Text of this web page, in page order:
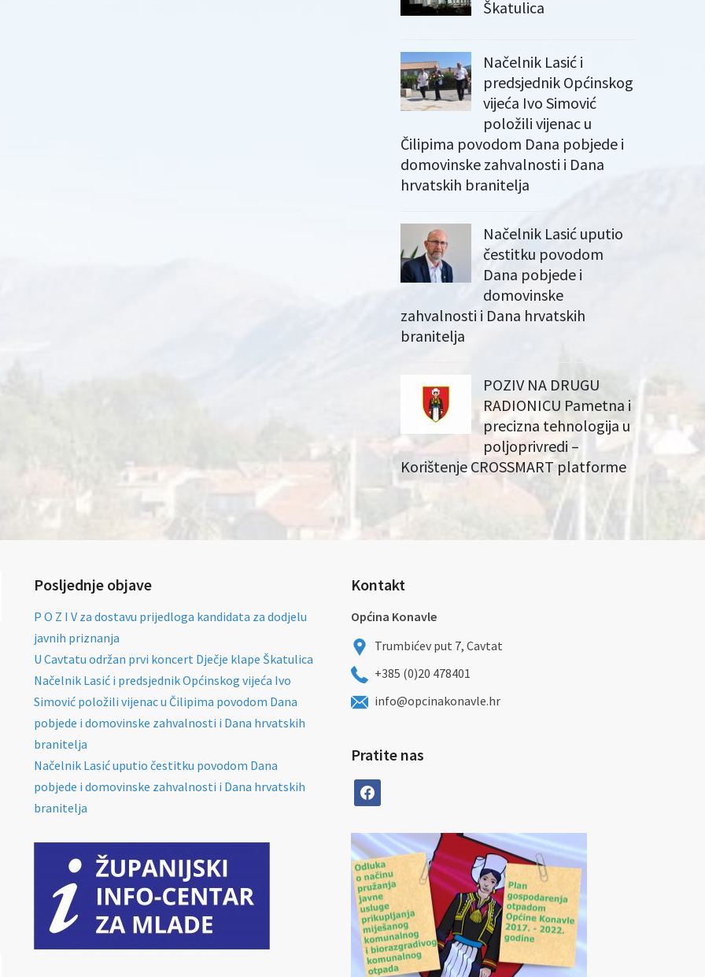
Škatulica
Načelnik Lasić i
predsjednik Općinskog
vijeća Ivo Simović
položili vijenac u
Čilipima povodom Dana pobjede i
domovinske zahvalnosti i Dana
hrvatskih branitelja
Načelnik Lasić uputio
čestitku povodom
Dana pobjede i
domovinske
zahvalnosti i Dana hrvatskih
branitelja
POZIV NA DRUGU
RADIONICU Pametna i
precizna tehnologija u
poljoprivredi –
Korištenje CROSSMART platforme
Posljednje objave
P O Z I V za dostavu prijedloga kandidata za dodjelu
javnih priznanja
U Cavtatu održan prvi koncert Dječje klape Škatulica
Načelnik Lasić i predsjednik Općinskog vijeća Ivo
Simović položili vijenac u Čilipima povodom Dana
pobjede i domovinske zahvalnosti i Dana hrvatskih
branitelja
Načelnik Lasić uputio čestitku povodom Dana
pobjede i domovinske zahvalnosti i Dana hrvatskih
branitelja
Kontakt
Općina Konavle
Trumbićev put 7, Cavtat
+385 (0)20 478401
info@opcinakonavle.hr
Pratite nas
facebook